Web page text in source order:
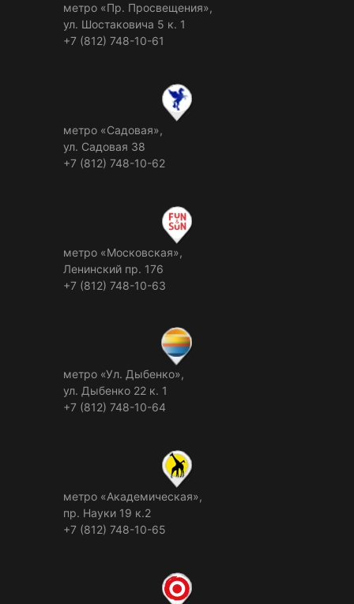
метро «Пр. Просвещения»,
ул. Шостаковича 5 к. 1
+7 (812) 748-10-61
метро «Садовая»,
ул. Садовая 38
+7 (812) 748-10-62
метро «Московская»,
Ленинский пр. 176
+7 (812) 748-10-63
метро «Ул. Дыбенко»,
ул. Дыбенко 22 к. 1
+7 (812) 748-10-64
метро «Академическая»,
пр. Науки 19 к.2
+7 (812) 748-10-65